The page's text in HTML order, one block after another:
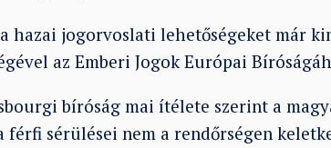
hazai jogorvoslati lehetőségeket már
az Emberi Jogok Európai
bíróság mai ítélete szerint a
férfi sérülései nem a rendőrségen